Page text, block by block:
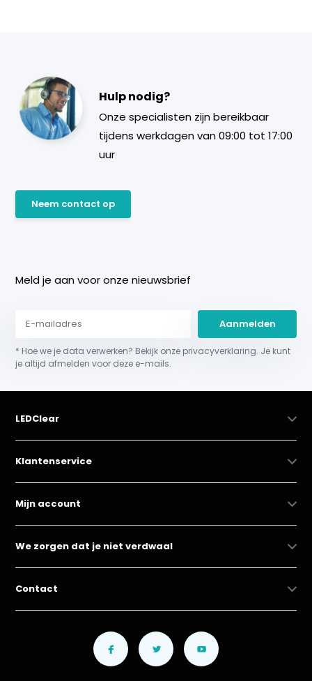
Hulp nodig?
Onze specialisten zijn bereikbaar
tijdens werkdagen van 09:00 tot 17:00
uur
Neem contact op
Meld je aan voor onze nieuwsbrief
Aanmelden
* Hoe we je data verwerken? Bekijk onze privacyverklaring. Je kunt
je altijd afmelden voor deze e-mails.
LEDClear
Klantenservice
Mijn account
We zorgen dat je niet verdwaal
Contact